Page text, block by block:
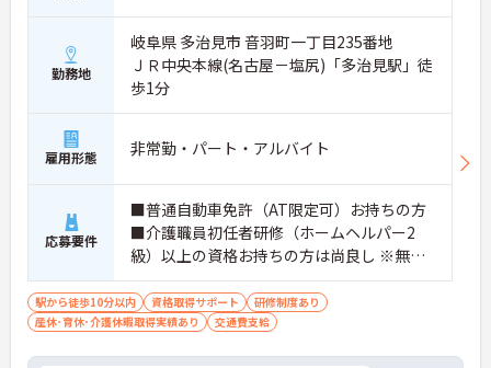
勤務地
岐阜県 多治見市 音羽町一丁目235番地
ＪＲ中央本線(名古屋－塩尻)「多治見駅」徒
歩1分
雇用形態 非常勤・パート・アルバイト
応募要件
■普通自動車免許（AT限定可）お持ちの方
■介護職員初任者研修（ホームヘルパー2
級）以上の資格お持ちの方は尚良し ※無資
格者、未経験者、ブランクのある方応相談
駅から徒歩10分以内 資格取得サポート
研修制度あり
産休･育休･介護休暇取得実績あり
交通費支給